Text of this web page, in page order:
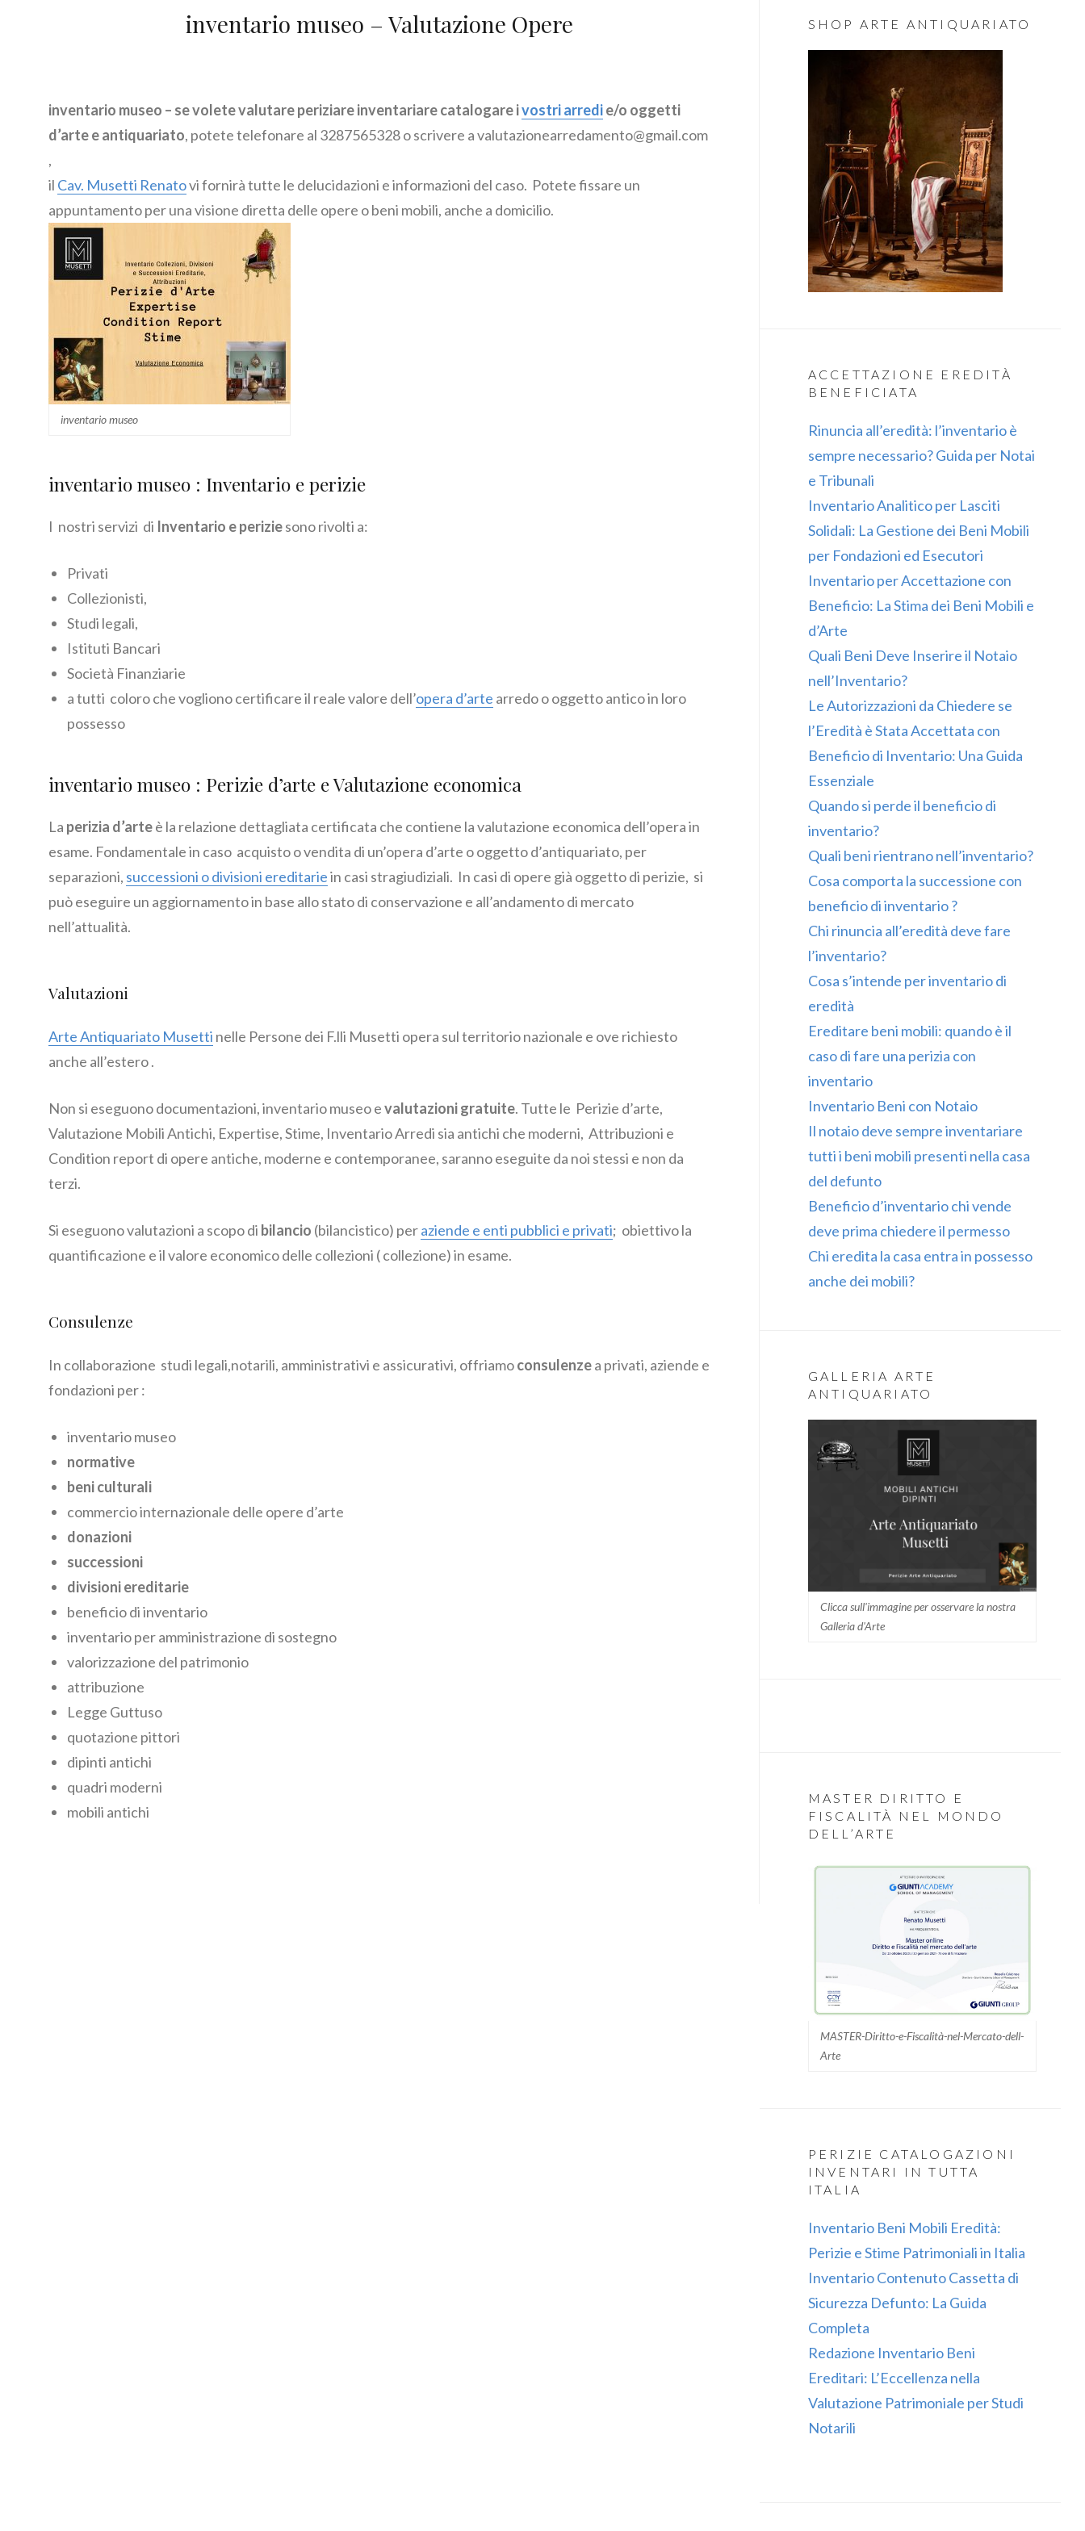
inventario museo – Valutazione Opere
inventario museo – se volete valutare periziare inventariare catalogare ivostri arredie/o oggetti
d’arte e antiquariato, potete telefonare al 3287565328 o scrivere a valutazionearredamento@gmail.com
,
il Cav. Musetti Renatovi fornirà tutte le delucidazioni e informazioni del caso. Potete fissare un
appuntamento per una visione diretta delle opere o beni mobili, anche a domicilio.
inventario museo
inventario museo : Inventario e perizie
I nostri servizi di Inventario e periziesono rivolti a:
Privati
Collezionisti,
Studi legali,
Istituti Bancari
Società Finanziarie
a tutti coloro che vogliono certificare il reale valore dell’opera d’arte arredo o oggetto antico in loro
possesso
inventario museo : Perizie d’arte e Valutazione economica
La perizia d’arteè la relazione dettagliata certificata che contiene la valutazione economica dell’opera in
esame. Fondamentale in caso acquisto o vendita di un’opera d’arte o oggetto d’antiquariato, per
separazioni, successioni o divisioni ereditariein casi stragiudiziali. In casi di opere già oggetto di perizie, si
può eseguire un aggiornamento in base allo stato di conservazione e all’andamento di mercato
nell’attualità.
Valutazioni
Arte Antiquariato Musetti nelle Persone dei F.lli Musetti opera sul territorio nazionale e ove richiesto
anche all’estero .
Non si eseguono documentazioni, inventario museo evalutazioni gratuite. Tutte le Perizie d’arte,
Valutazione Mobili Antichi, Expertise, Stime, Inventario Arredi sia antichi che moderni, Attribuzioni e
Condition report di opere antiche, moderne e contemporanee, saranno eseguite da noi stessi e non da
terzi.
Si eseguono valutazioni a scopo di bilancio (bilancistico) peraziende e enti pubblici e privati; obiettivo la
quantificazione e il valore economico delle collezioni ( collezione) in esame.
Consulenze
In collaborazione studi legali,notarili, amministrativi e assicurativi, offriamoconsulenzea privati, aziende e
fondazioni per :
inventario museo
normative
beni culturali
commercio internazionale delle opere d’arte
donazioni
successioni
divisioni ereditarie
beneficio di inventario
inventario per amministrazione di sostegno
valorizzazione del patrimonio
attribuzione
Legge Guttuso
quotazione pittori
dipinti antichi
quadri moderni
mobili antichi
SHOP ARTE ANTIQUARIATO
ACCETTAZIONE EREDITÀ
BENEFICIATA
Rinuncia all’eredità: l’inventario è
sempre necessario? Guida per Notai
e Tribunali
Inventario Analitico per Lasciti
Solidali: La Gestione dei Beni Mobili
per Fondazioni ed Esecutori
Inventario per Accettazione con
Beneficio: La Stima dei Beni Mobili e
d’Arte
Quali Beni Deve Inserire il Notaio
nell’Inventario?
Le Autorizzazioni da Chiedere se
l’Eredità è Stata Accettata con
Beneficio di Inventario: Una Guida
Essenziale
Quando si perde il beneficio di
inventario?
Quali beni rientrano nell’inventario?
Cosa comporta la successione con
beneficio di inventario ?
Chi rinuncia all’eredità deve fare
l’inventario?
Cosa s’intende per inventario di
eredità
Ereditare beni mobili: quando è il
caso di fare una perizia con
inventario
Inventario Beni con Notaio
Il notaio deve sempre inventariare
tutti i beni mobili presenti nella casa
del defunto
Beneficio d’inventario chi vende
deve prima chiedere il permesso
Chi eredita la casa entra in possesso
anche dei mobili?
GALLERIA ARTE
ANTIQUARIATO
Clicca sull'immagine per osservare la nostra
Galleria d'Arte
MASTER DIRITTO E
FISCALITÀ NEL MONDO
DELL’ARTE
MASTER-Diritto-e-Fiscalità-nel-Mercato-dell-
Arte
PERIZIE CATALOGAZIONI
INVENTARI IN TUTTA
ITALIA
Inventario Beni Mobili Eredità:
Perizie e Stime Patrimoniali in Italia
Inventario Contenuto Cassetta di
Sicurezza Defunto: La Guida
Completa
Redazione Inventario Beni
Ereditari: L’Eccellenza nella
Valutazione Patrimoniale per Studi
Notarili